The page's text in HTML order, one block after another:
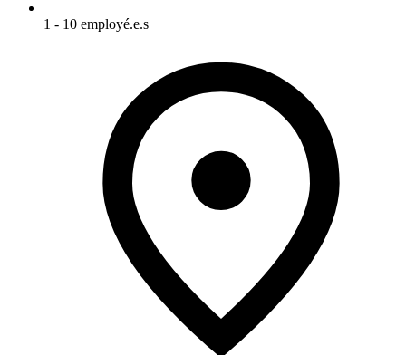
1 - 10 employé.e.s